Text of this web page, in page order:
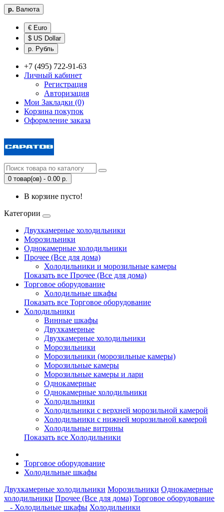
р. Валюта
€ Euro
$ US Dollar
р. Рубль
+7 (495) 722-91-63
Личный кабинет
Регистрация
Авторизация
Мои Закладки (0)
Корзина покупок
Оформление заказа
0 товар(ов) - 0.00 р.
В корзине пусто!
Категории
Двухкамерные холодильники
Морозильники
Однокамерные холодильники
Прочее (Все для дома)
Холодильники и морозильные камеры
Показать все Прочее (Все для дома)
Торговое оборудование
Холодильные шкафы
Показать все Торговое оборудование
Холодильники
Винные шкафы
Двухкамерные
Двухкамерные холодильники
Морозильники
Морозильники (морозильные камеры)
Морозильные камеры
Морозильные камеры и лари
Однокамерные
Однокамерные холодильники
Холодильники
Холодильники с верхней морозильной камерой
Холодильники с нижней морозильной камерой
Холодильные витрины
Показать все Холодильники
Торговое оборудование
Холодильные шкафы
Двухкамерные холодильники Морозильники Однокамерные
холодильники Прочее (Все для дома) Торговое оборудование
- Холодильные шкафы Холодильники